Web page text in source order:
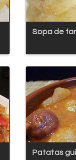
Sopa de
Patatas